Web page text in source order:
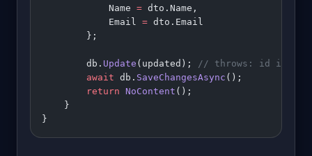
            Name
= dto.Name,
            Email
= dto.Email
        };
        db.
Update (updated);
// throws: id is
        await
db. SaveChangesAsync ();
        return
NoContent ();
    }
}